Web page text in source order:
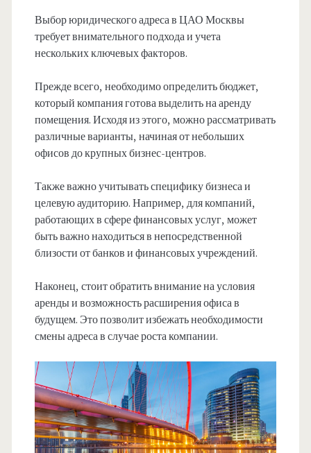
Выбор юридического адреса в ЦАО Москвы
требует внимательного подхода и учета
нескольких ключевых факторов.
Прежде всего, необходимо определить бюджет,
который компания готова выделить на аренду
помещения. Исходя из этого, можно рассматривать
различные варианты, начиная от небольших
офисов до крупных бизнес-центров.
Также важно учитывать специфику бизнеса и
целевую аудиторию. Например, для компаний,
работающих в сфере финансовых услуг, может
быть важно находиться в непосредственной
близости от банков и финансовых учреждений.
Наконец, стоит обратить внимание на условия
аренды и возможность расширения офиса в
будущем. Это позволит избежать необходимости
смены адреса в случае роста компании.